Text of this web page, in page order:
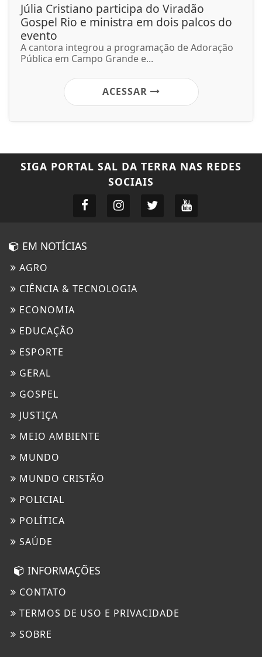
Júlia Cristiano participa do Viradão
Gospel Rio e ministra em dois palcos do
evento
A cantora integrou a programação de Adoração
Pública em Campo Grande e...
ACESSAR
SIGA PORTAL SAL DA TERRA NAS REDES
SOCIAIS
EM NOTÍCIAS
AGRO
CIÊNCIA & TECNOLOGIA
ECONOMIA
EDUCAÇÃO
ESPORTE
GERAL
GOSPEL
JUSTIÇA
MEIO AMBIENTE
MUNDO
MUNDO CRISTÃO
POLICIAL
POLÍTICA
SAÚDE
INFORMAÇÕES
CONTATO
TERMOS DE USO E PRIVACIDADE
SOBRE